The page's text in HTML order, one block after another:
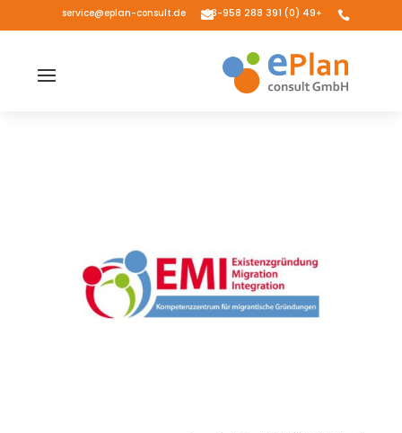

+49 (0) 391 288 98-958

service@eplan-consult.de